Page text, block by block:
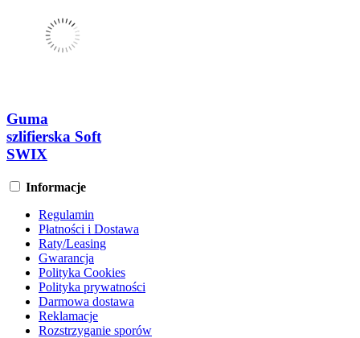
Guma
szlifierska Soft
SWIX
Informacje
Regulamin
Płatności i Dostawa
Raty/Leasing
Gwarancja
Polityka Cookies
Polityka prywatności
Darmowa dostawa
Reklamacje
Rozstrzyganie sporów